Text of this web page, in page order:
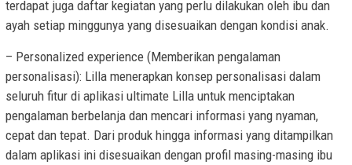
terdapat juga daftar kegiatan yang perlu dilakukan oleh ibu dan
ayah setiap minggunya yang disesuaikan dengan kondisi anak.
– Personalized experience (Memberikan pengalaman
personalisasi): Lilla menerapkan konsep personalisasi dalam
seluruh fitur di aplikasi ultimate Lilla untuk menciptakan
pengalaman berbelanja dan mencari informasi yang nyaman,
cepat dan tepat. Dari produk hingga informasi yang ditampilkan
dalam aplikasi ini disesuaikan dengan profil masing-masing ibu